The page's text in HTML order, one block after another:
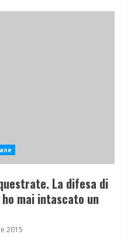
La difesa di
mai intascato un
2015